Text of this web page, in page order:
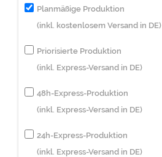
Planmäßige Produktion
(inkl. kostenlosem Versand in DE)
Priorisierte Produktion
(inkl. Express-Versand in DE)
48h-Express-Produktion
(inkl. Express-Versand in DE)
24h-Express-Produktion
(inkl. Express-Versand in DE)